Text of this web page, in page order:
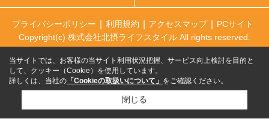
プライバシーポリシー 利用規約 アクセスマップ
PCサイト
Copyright(c) 株式会社北摂ライフスタイル All rights reserved.
当サイトでは、お客様の当サイト利用状況把握、サービス向上検討を目的と
して、クッキー（Cookie）を使用しています。
詳しくは、当社の 「Cookieの取扱いについて」 をご確認ください。
閉じる